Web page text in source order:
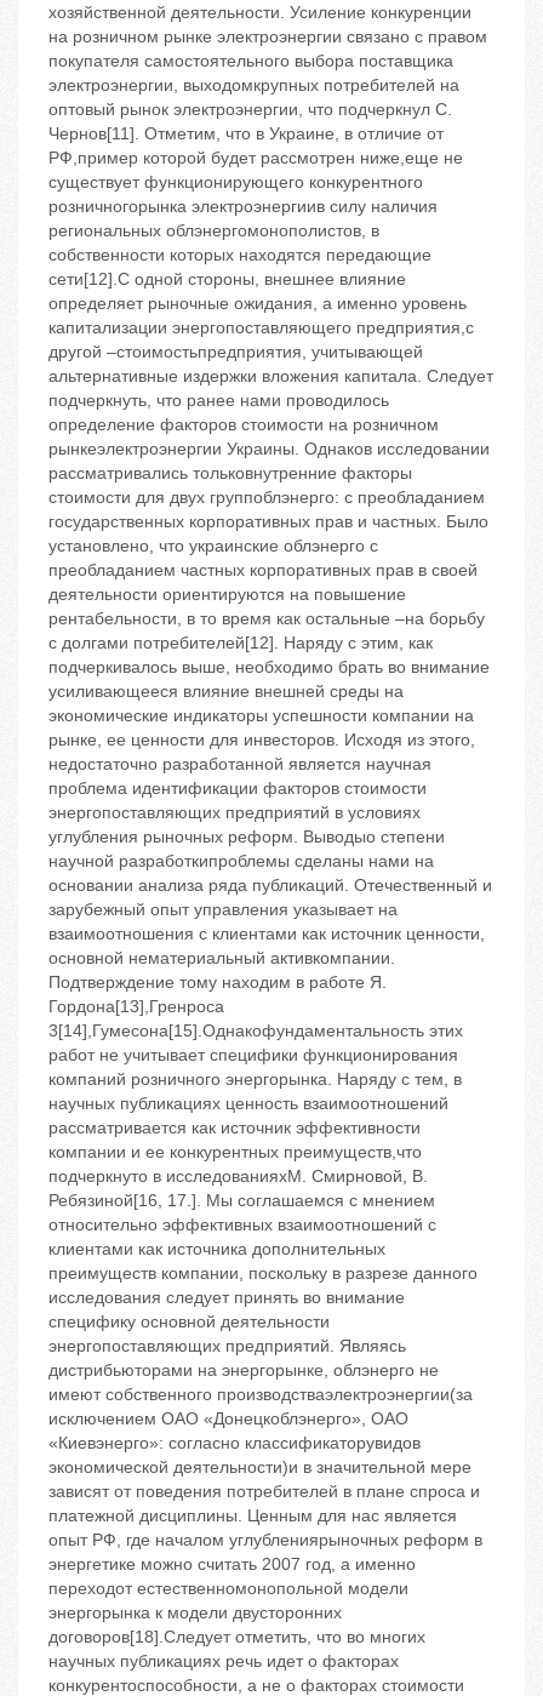
хозяйственной деятельности. Усиление конкуренции
на розничном рынке электроэнергии связано с правом
покупателя самостоятельного выбора поставщика
электроэнергии, выходомкрупных потребителей на
оптовый рынок электроэнергии, что подчеркнул С.
Чернов[11]. Отметим, что в Украине, в отличие от
РФ,пример которой будет рассмотрен ниже,еще не
существует функционирующего конкурентного
розничногорынка электроэнергиив силу наличия
региональных облэнергомонополистов, в
собственности которых находятся передающие
сети[12].С одной стороны, внешнее влияние
определяет рыночные ожидания, а именно уровень
капитализации энергопоставляющего предприятия,с
другой –стоимостьпредприятия, учитывающей
альтернативные издержки вложения капитала. Следует
подчеркнуть, что ранее нами проводилось
определение факторов стоимости на розничном
рынкеэлектроэнергии Украины. Однаков исследовании
рассматривались тольковнутренние факторы
стоимости для двух группоблэнерго: с преобладанием
государственных корпоративных прав и частных. Было
установлено, что украинские облэнерго с
преобладанием частных корпоративных прав в своей
деятельности ориентируются на повышение
рентабельности, в то время как остальные –на борьбу
с долгами потребителей[12]. Наряду с этим, как
подчеркивалось выше, необходимо брать во внимание
усиливающееся влияние внешней среды на
экономические индикаторы успешности компании на
рынке, ее ценности для инвесторов. Исходя из этого,
недостаточно разработанной является научная
проблема идентификации факторов стоимости
энергопоставляющих предприятий в условиях
углубления рыночных реформ. Выводыо степени
научной разработкипроблемы сделаны нами на
основании анализа ряда публикаций. Отечественный и
зарубежный опыт управления указывает на
взаимоотношения с клиентами как источник ценности,
основной нематериальный активкомпании.
Подтверждение тому находим в работе Я.
Гордона[13],Гренроса
3[14],Гумесона[15].Однакофундаментальность этих
работ не учитывает специфики функционирования
компаний розничного энергорынка. Наряду с тем, в
научных публикациях ценность взаимоотношений
рассматривается как источник эффективности
компании и ее конкурентных преимуществ,что
подчеркнуто в исследованияхМ. Смирновой, В.
Ребязиной[16, 17.]. Мы соглашаемся с мнением
относительно эффективных взаимоотношений с
клиентами как источника дополнительных
преимуществ компании, поскольку в разрезе данного
исследования следует принять во внимание
специфику основной деятельности
энергопоставляющих предприятий. Являясь
дистрибьюторами на энергорынке, облэнерго не
имеют собственного производстваэлектроэнергии(за
исключением ОАО «Донецкоблэнерго», ОАО
«Киевэнерго»: согласно классификаторувидов
экономической деятельности)и в значительной мере
зависят от поведения потребителей в плане спроса и
платежной дисциплины. Ценным для нас является
опыт РФ, где началом углублениярыночных реформ в
энергетике можно считать 2007 год, а именно
переходот естественномонопольной модели
энергорынка к модели двусторонних
договоров[18].Следует отметить, что во многих
научных публикациях речь идет о факторах
конкурентоспособности, а не о факторах стоимости